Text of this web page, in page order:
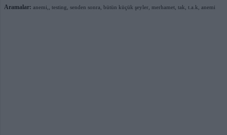
Aramalar: anemi, testing senden sonra bütün küçük şeyler merhamet tak t.a.k anemi